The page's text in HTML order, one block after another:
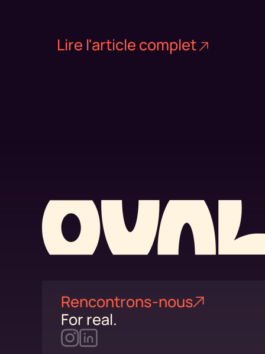
Lire l'article complet
Rencontrons-nous
For real.